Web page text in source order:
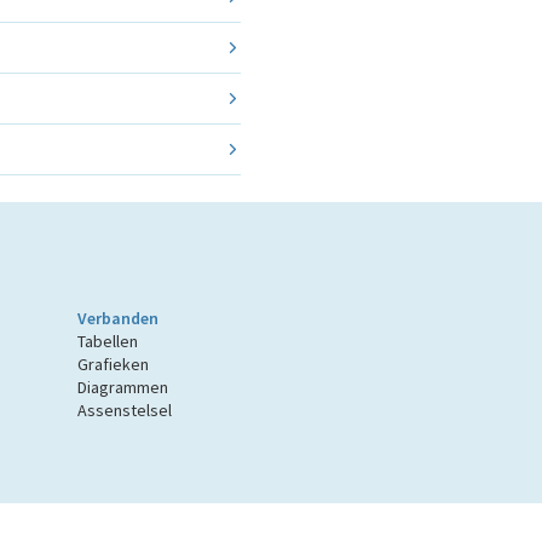
Verbanden
Tabellen
Grafieken
Diagrammen
Assenstelsel